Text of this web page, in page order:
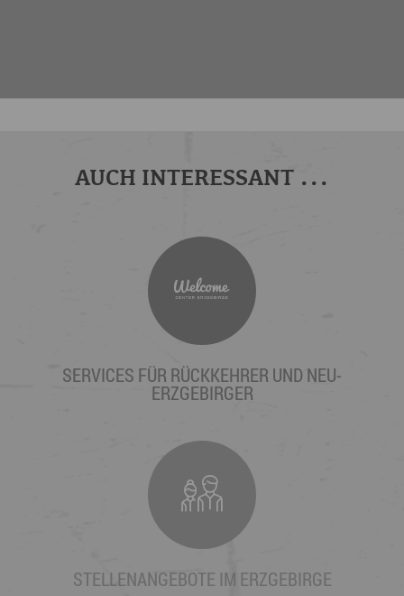
AUCH INTERESSANT ...
SERVICES FÜR RÜCKKEHRER UND NEU-
ERZGEBIRGER
STELLENANGEBOTE IM ERZGEBIRGE